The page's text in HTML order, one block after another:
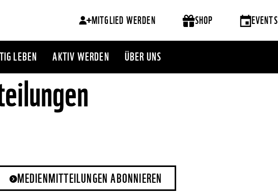
MITGLIED WERDEN SHOP EVENTS
LEBEN AKTIV WERDEN ÜBER UNS
MEDIENMITTEILUNGEN ABONNIEREN